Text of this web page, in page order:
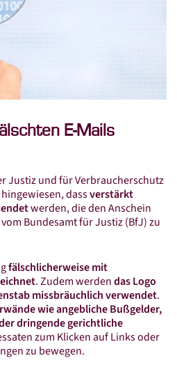
E-Mails
Justiz und für Verbraucherschutz
dassverstärkt
werden, die den Anschein
Bundesamt für Justiz (BfJ) zu
fälschlicherweise mit
. Zudem werdendas Logo
missbräuchlich verwendet.
wie angebliche Bußgelder,
dringende gerichtliche
zum Klicken auf Links oder
zu bewegen.